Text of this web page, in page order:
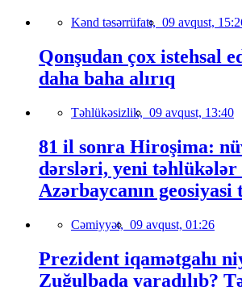
Kənd təsərrüfatı, 09 avqust,
Qonşudan çox istehsal
daha baha alırıq
Təhlükəsizlik, 09 avqust, 13:40
81 il sonra Hiroşima:
dərsləri, yeni təhlükələr
Azərbaycanın
Cəmiyyət, 09 avqust, 01:26
Prezident iqamətgahı
Zuğulbada yaradılıb?